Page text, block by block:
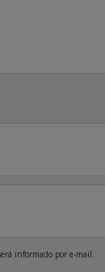
informado por e-mail.